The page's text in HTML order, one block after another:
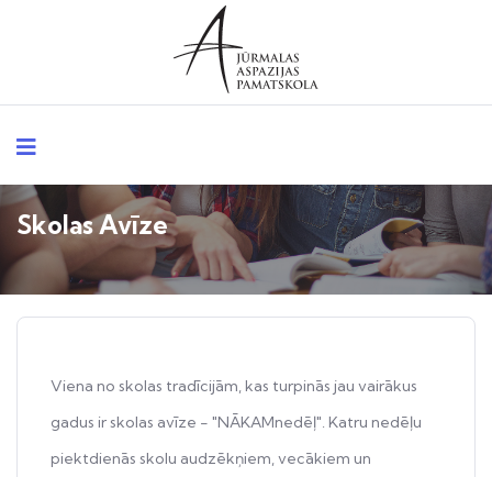
Skolas Avīze
Viena no skolas tradīcijām, kas turpinās jau vairākus
gadus ir skolas avīze - "NĀKAMnedēļ". Katru nedēļu
piektdienās skolu audzēkņiem, vecākiem un